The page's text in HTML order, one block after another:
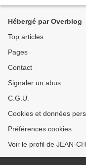
Hébergé par Overblog
Top articles
Pages
Contact
Signaler un abus
C.G.U.
Cookies et données
Préférences cookies
Voir le profil de JEAN-